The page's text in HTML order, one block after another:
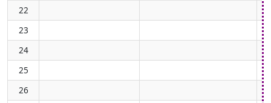
22
23
24
25
26